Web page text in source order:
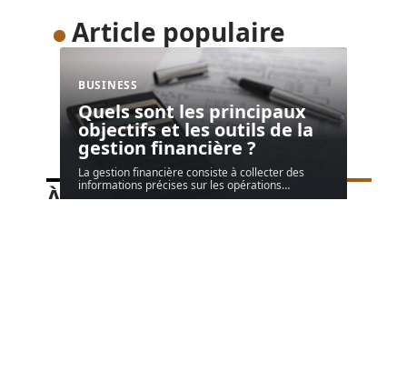
Article populaire
BUSINESS
Quels sont les principaux
objectifs et les outils de la
gestion financière ?
La gestion financière consiste à collecter des
informations précises sur les opérations…
À découvrir